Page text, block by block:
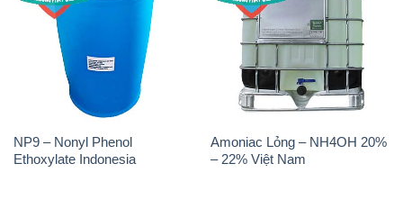
NP9 – Nonyl Phenol
Ethoxylate Indonesia
Amoniac Lỏng – NH4OH 20%
– 22% Việt Nam